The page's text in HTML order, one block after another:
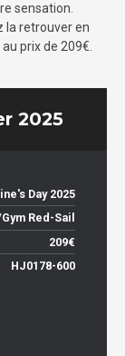
sensation.
la retrouver en
au prix de 209€.
2025
Day 2025
Red-Sail
209€
HJ0178-600